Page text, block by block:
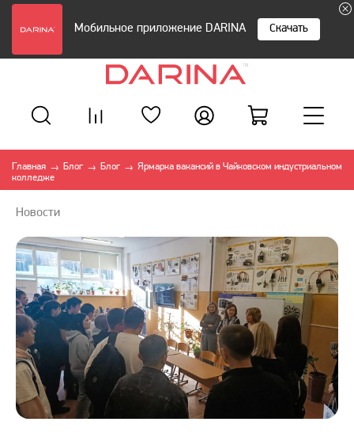
Мобильное приложение DARINA Скачать
Главная → Блог → Блог → Ярмарка вакансий в Чайковском индустриальном
колледже
Новости